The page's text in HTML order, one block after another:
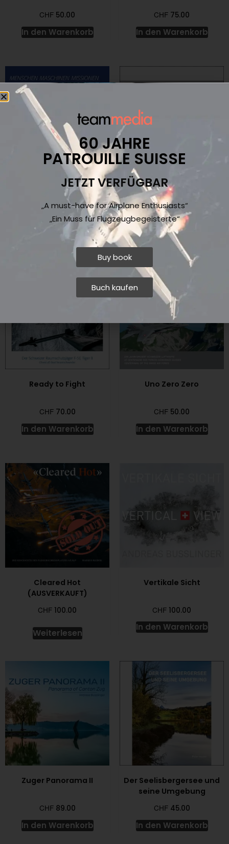
CHF 50.00
In den Warenkorb
CHF 75.00
In den Warenkorb
Menschen Maschinen
Missionen
CHF
35.00
In den Warenkorb
Good old times – vom
Prop zum Jet
CHF44.00
In den Warenkorb
Ready to Fight
CHF70.00
In den Warenkorb
Uno Zero Zero
CHF 50.00
In den Warenkorb
Cleared Hot
(AUSVERKAUFT)
CHF 100.00
Weiterlesen
Vertikale Sicht
CHF 100.00
In den Warenkorb
Zuger Panorama II
CHF89.00
In den Warenkorb
Der Seelisbergersee und
seine Umgebung
CHF45.00
In den Warenkorb
60 JAHRE
PATROUILLE SUISSE
JETZT VERFÜGBAR
„A must-have for Airplane Enthusiasts“
„Ein Muss für Flugzeugbegeisterte“
Buy book
Buch kaufen